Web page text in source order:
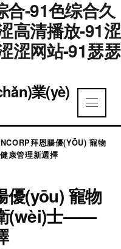
合-91色综合久
高清播放-91涩
涩网站-91瑟瑟
業(yè)
拜恩腸優(YŌU) 寵物
康管理新選擇
優(yōu) 寵物
(wèi)士——